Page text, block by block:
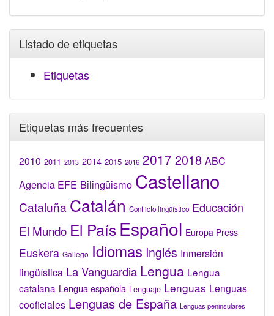
Listado de etiquetas
Etiquetas
Etiquetas más frecuentes
2010 2011 2013 2014 2015 2016 2017 2018 ABC
Agencia EFE Bilingüismo Castellano
Cataluña Catalán Conflicto lingüístico Educación
El Mundo El País Español Europa Press
Euskera Gallego Idiomas Inglés Inmersión
lingüística La Vanguardia Lengua Lengua
catalana Lengua española Lenguaje Lenguas Lenguas
cooficiales Lenguas de España Lenguas peninsulares